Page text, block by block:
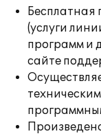
Бесплатная
(услуги
программ и
сайте